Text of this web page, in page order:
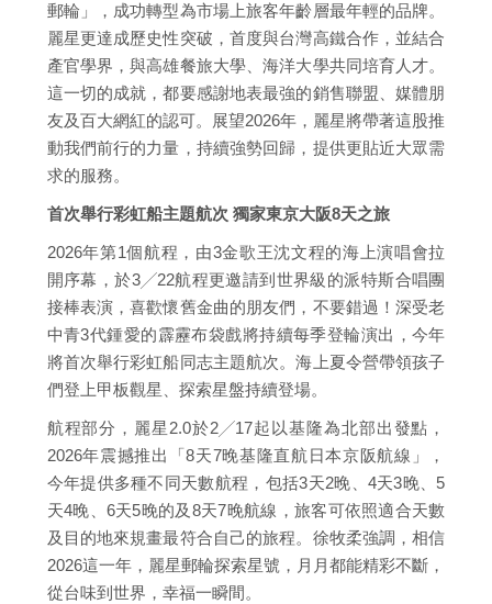
郵輪」，成功轉型為市場上旅客年齡層最年輕的品牌。
麗星更達成歷史性突破，首度與台灣高鐵合作，並結合
產官學界，與高雄餐旅大學、海洋大學共同培育人才。
這一切的成就，都要感謝地表最強的銷售聯盟、媒體朋
友及百大網紅的認可。展望2026年，麗星將帶著這股推
動我們前行的力量，持續強勢回歸，提供更貼近大眾需
求的服務。
首次舉行彩虹船主題航次 獨家東京大阪8天之旅
2026年第1個航程，由3金歌王沈文程的海上演唱會拉
開序幕，於3╱22航程更邀請到世界級的派特斯合唱團
接棒表演，喜歡懷舊金曲的朋友們，不要錯過！深受老
中青3代鍾愛的霹靂布袋戲將持續每季登輪演出，今年
將首次舉行彩虹船同志主題航次。海上夏令營帶領孩子
們登上甲板觀星、探索星盤持續登場。
航程部分，麗星2.0於2╱17起以基隆為北部出發點，
2026年震撼推出「8天7晚基隆直航日本京阪航線」，
今年提供多種不同天數航程，包括3天2晚、4天3晚、5
天4晚、6天5晚的及8天7晚航線，旅客可依照適合天數
及目的地來規畫最符合自己的旅程。徐牧柔強調，相信
2026這一年，麗星郵輪探索星號，月月都能精彩不斷，
從台味到世界，幸福一瞬間。